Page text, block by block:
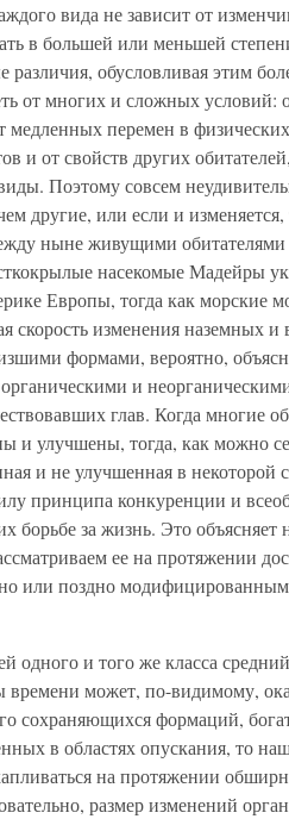
вида не зависит от
в большей или меньшей
различия, обусловливая этим
от многих и сложных
медленных перемен в
и от свойств других
Поэтому совсем
другие, или если и
ныне живущими
насекомые Мадейры
Европы, тогда как морские
скорость изменения наземных
формами, вероятно,
и
глав. Когда многие
и улучшены, тогда, как можно
и не улучшенная в некоторой
принципа конкуренции и
борьбе за жизнь. Это
ее на протяжении
или поздно
одного и того же класса
может, по-видимому,
сохраняющихся формаций,
в областях опускания, то
на протяжении
размер изменений